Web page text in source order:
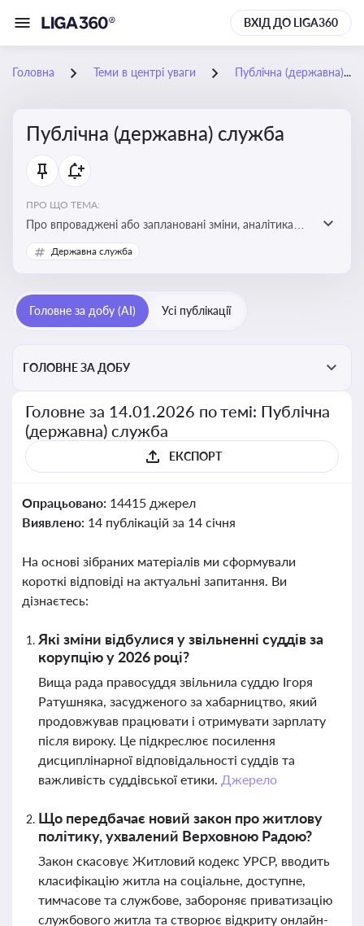
ВХІД ДО LIGA360
Головна Теми в центрі уваги Публічна (державна) служба
Публічна (державна) служба
ПРО ЩО ТЕМА:
Про впроваджені або заплановані зміни, аналітика
судової практики щодо держслужби, оцінка ризиків
для посадовців, вплив новацій на організаційну
дотримання етичних стандартів
Державна служба
Головне за добу (AI) Усі публікації
ГОЛОВНЕ ЗА ДОБУ
Головне за 14.01.2026 по темі: Публічна
(державна) служба
ЕКСПОРТ
Опрацьовано: 14415 джерел
Виявлено: 14 публікацій за 14 січня
На основі зібраних матеріалів ми сформували
короткі відповіді на актуальні запитання. Ви
дізнаєтесь:
Які зміни відбулися у звільненні суддів за
корупцію у 2026 році?
Вища рада правосуддя звільнила суддю Ігоря
Ратушняка, засудженого за хабарництво, який
продовжував працювати і отримувати зарплату
після вироку. Це підкреслює посилення
дисциплінарної відповідальності суддів та
важливість суддівської етики. Джерело
Що передбачає новий закон про житлову
політику, ухвалений Верховною Радою?
Закон скасовує Житловий кодекс УРСР, вводить
класифікацію житла на соціальне, доступне,
тимчасове та службове, забороняє приватизацію
службового житла та створює відкриту онлайн-